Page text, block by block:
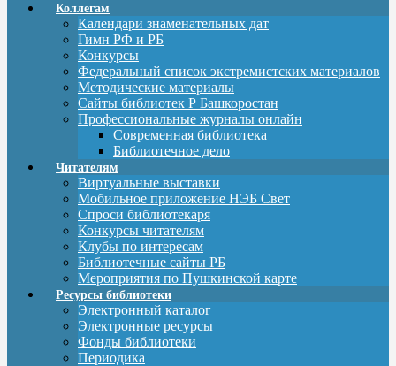
Коллегам
Календари знаменательных дат
Гимн РФ и РБ
Конкурсы
Федеральный список экстремистских материалов
Методические материалы
Сайты библиотек Р Башкоростан
Профессиональные журналы онлайн
Современная библиотека
Библиотечное дело
Читателям
Виртуальные выставки
Мобильное приложение НЭБ Свет
Спроси библиотекаря
Конкурсы читателям
Клубы по интересам
Библиотечные сайты РБ
Мероприятия по Пушкинской карте
Ресурсы библиотеки
Электронный каталог
Электронные ресурсы
Фонды библиотеки
Периодика